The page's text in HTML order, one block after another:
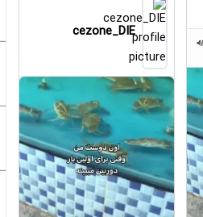
cezone_DIE